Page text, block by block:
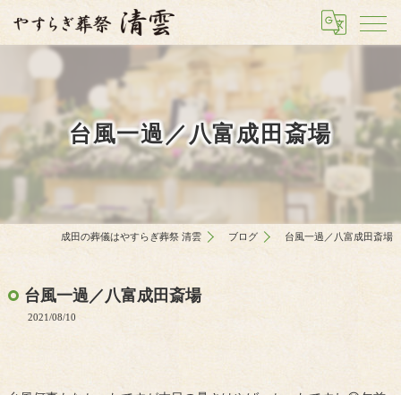
台風一過／八富成田斎場
成田の葬儀はやすらぎ葬祭 清雲 ブログ 台風一過／八富成田斎場
台風一過／八富成田斎場
2021/08/10